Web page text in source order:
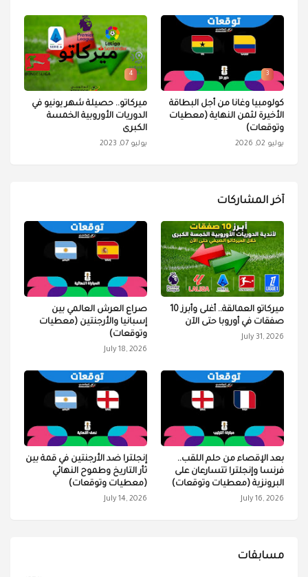
3
كولومبيا وغانا من أجل البطاقة
الأخيرة لثمن النهاية (معطيات
وتوقعات)
يوليو 02, 2026
4
ميركاتو.. حصيلة شهر يونيو في
الدوريات الأوروبية الخمسة
الكبرى
يوليو 07, 2023
آخر المشاركات
ميركاتو العمالقة.. أغلى وأبرز 10
صفقات في أوروبا حتى الآن
July 31, 2026
صراع العرش العالمي بين
إسبانيا والأرجنتين (معطيات
وتوقعات)
July 18, 2026
بعد الإقصاء من حلم اللقب..
فرنسا وإنجلترا تتسارعان على
البرونزية (معطيات وتوقعات)
July 16, 2026
إنجلترا ضد الأرجنتين في قمة بين
ثأر التاريخ وطموح النهائي
(معطيات وتوقعات)
July 14, 2026
مسابقات